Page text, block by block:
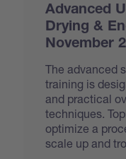
Advanced
Drying &
November
The advanced
training is
and practical
techniques.
optimize a
scale up and